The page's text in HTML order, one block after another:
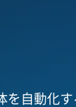
を自動化す